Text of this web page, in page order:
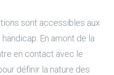
sont accessibles aux
En amont de la
en contact avec le
définir la nature des